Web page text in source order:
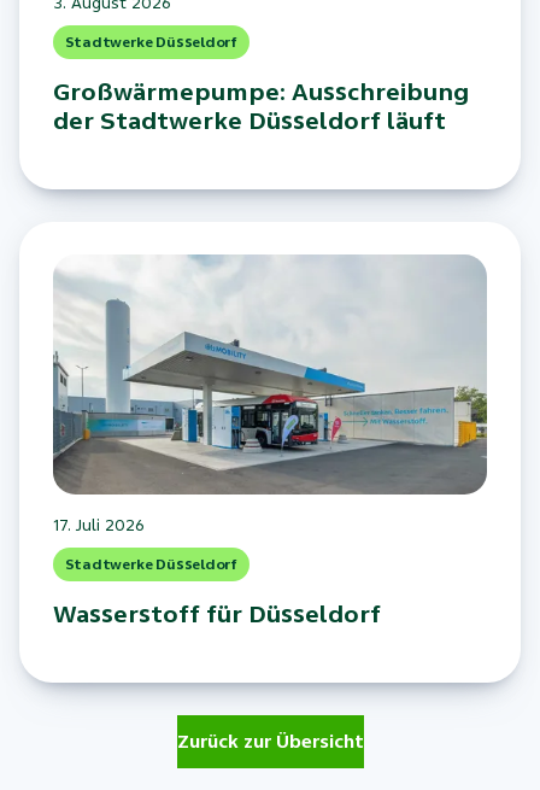
Stadtwerke Düsseldorf
Großwärmepumpe: Ausschreibung
der Stadtwerke Düsseldorf läuft
17. Juli 2026
Stadtwerke Düsseldorf
Wasserstoff für Düsseldorf
Zurück zur Übersicht